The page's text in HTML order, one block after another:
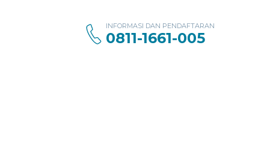
INFORMASI DAN PENDAFTARAN
0811-1661-005